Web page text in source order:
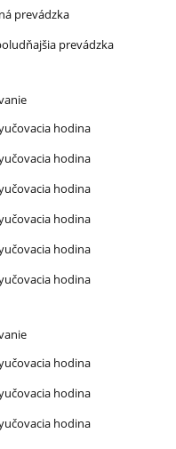
prevádzka
prevádzka
hodina
hodina
hodina
hodina
hodina
hodina
hodina
hodina
hodina